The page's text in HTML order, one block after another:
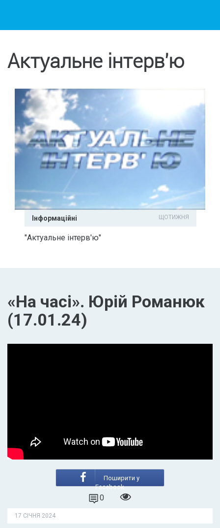
Актуальне інтерв'ю
Інформаційні ЩОТИЖНЯ
"Актуальне інтерв'ю"
«На часі». Юрій Романюк
(17.01.24)
Поширити у
Facebook
0
17 СІЧНЯ 2024